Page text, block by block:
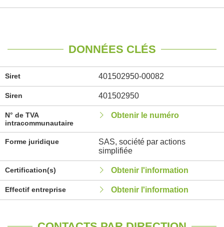
DONNÉES CLÉS
Siret 401502950-00082
Siren 401502950
N° de TVA
intracommunautaire
Obtenir le numéro
Forme juridique
SAS, société par actions
simplifiée
Certification(s) Obtenir l'information
Effectif entreprise Obtenir l'information